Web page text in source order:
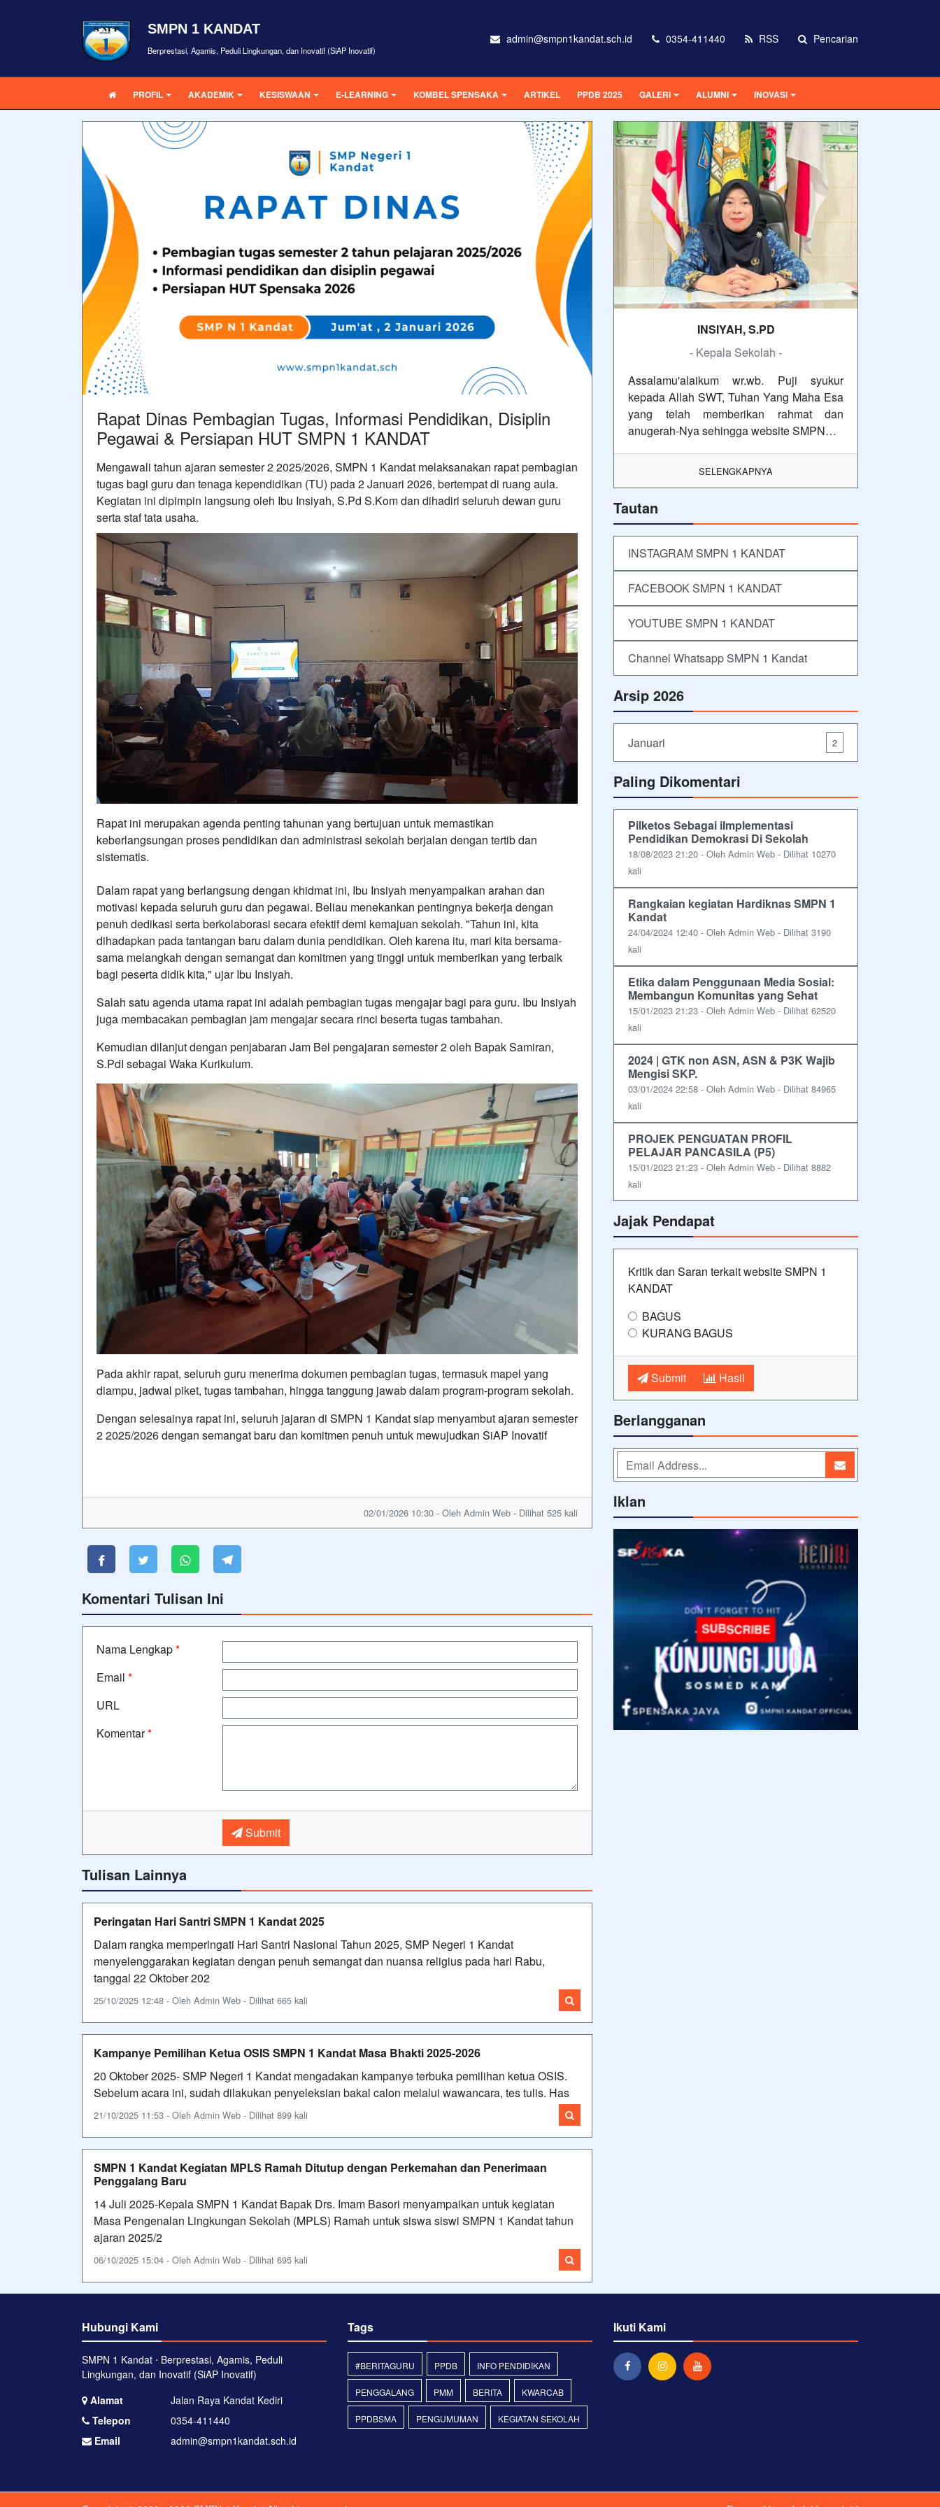
SMPN 1 KANDAT
Berprestasi, Agamis, Peduli Lingkungan, dan Inovatif (SiAP Inovatif)
admin@smpn1kandat.sch.id 0354-411440 RSS Pencarian
PROFIL AKADEMIK KESISWAAN E-LEARNING KOMBEL SPENSAKA ARTIKEL PPDB 2025 GALERI ALUMNI INOVASI
Rapat Dinas Pembagian Tugas, Informasi Pendidikan, Disiplin
Pegawai & Persiapan HUT SMPN 1 KANDAT
Mengawali tahun ajaran semester 2 2025/2026, SMPN 1 Kandat melaksanakan rapat pembagian
tugas bagi guru dan tenaga kependidikan (TU) pada 2 Januari 2026, bertempat di ruang aula.
Kegiatan ini dipimpin langsung oleh Ibu Insiyah, S.Pd S.Kom dan dihadiri seluruh dewan guru
serta staf tata usaha.
Rapat ini merupakan agenda penting tahunan yang bertujuan untuk memastikan
keberlangsungan proses pendidikan dan administrasi sekolah berjalan dengan tertib dan
sistematis.
Dalam rapat yang berlangsung dengan khidmat ini, Ibu Insiyah menyampaikan arahan dan
motivasi kepada seluruh guru dan pegawai. Beliau menekankan pentingnya bekerja dengan
penuh dedikasi serta berkolaborasi secara efektif demi kemajuan sekolah. "Tahun ini, kita
dihadapkan pada tantangan baru dalam dunia pendidikan. Oleh karena itu, mari kita bersama-
sama melangkah dengan semangat dan komitmen yang tinggi untuk memberikan yang terbaik
bagi peserta didik kita," ujar Ibu Insiyah.
Salah satu agenda utama rapat ini adalah pembagian tugas mengajar bagi para guru. Ibu Insiyah
juga membacakan pembagian jam mengajar secara rinci beserta tugas tambahan.
Kemudian dilanjut dengan penjabaran Jam Bel pengajaran semester 2 oleh Bapak Samiran,
S.PdI sebagai Waka Kurikulum.
Pada akhir rapat, seluruh guru menerima dokumen pembagian tugas, termasuk mapel yang
diampu, jadwal piket, tugas tambahan, hingga tanggung jawab dalam program-program sekolah.
Dengan selesainya rapat ini, seluruh jajaran di SMPN 1 Kandat siap menyambut ajaran semester
2 2025/2026 dengan semangat baru dan komitmen penuh untuk mewujudkan SiAP Inovatif
02/01/2026 10:30 - Oleh Admin Web - Dilihat 525 kali
Komentari Tulisan Ini
Nama Lengkap*
Email *
URL
Komentar*
Submit
Tulisan Lainnya
Peringatan Hari Santri SMPN 1 Kandat 2025
Dalam rangka memperingati Hari Santri Nasional Tahun 2025, SMP Negeri 1 Kandat
menyelenggarakan kegiatan dengan penuh semangat dan nuansa religius pada hari Rabu,
tanggal 22 Oktober 202
25/10/2025 12:48 - Oleh Admin Web - Dilihat 665 kali
Kampanye Pemilihan Ketua OSIS SMPN 1 Kandat Masa Bhakti 2025-2026
20 Oktober 2025- SMP Negeri 1 Kandat mengadakan kampanye terbuka pemilihan ketua OSIS.
Sebelum acara ini, sudah dilakukan penyeleksian bakal calon melalui wawancara, tes tulis. Has
21/10/2025 11:53 - Oleh Admin Web - Dilihat 899 kali
SMPN 1 Kandat Kegiatan MPLS Ramah Ditutup dengan Perkemahan dan Penerimaan
Penggalang Baru
14 Juli 2025-Kepala SMPN 1 Kandat Bapak Drs. Imam Basori menyampaikan untuk kegiatan
Masa Pengenalan Lingkungan Sekolah (MPLS) Ramah untuk siswa siswi SMPN 1 Kandat tahun
ajaran 2025/2
06/10/2025 15:04 - Oleh Admin Web - Dilihat 695 kali
INSIYAH, S.PD
- Kepala Sekolah -
Assalamu'alaikum wr.wb. Puji syukur
kepada Allah SWT, Tuhan Yang Maha Esa
yang telah memberikan rahmat dan
anugerah-Nya sehingga website SMPN…
SELENGKAPNYA
Tautan
INSTAGRAM SMPN 1 KANDAT
FACEBOOK SMPN 1 KANDAT
YOUTUBE SMPN 1 KANDAT
Channel Whatsapp SMPN 1 Kandat
Arsip 2026
Januari 2
Paling Dikomentari
Pilketos Sebagai iImplementasi
Pendidikan Demokrasi Di Sekolah
18/08/2023 21:20 - Oleh Admin Web - Dilihat 10270
kali
Rangkaian kegiatan Hardiknas SMPN 1
Kandat
24/04/2024 12:40 - Oleh Admin Web - Dilihat 3190
kali
Etika dalam Penggunaan Media Sosial:
Membangun Komunitas yang Sehat
15/01/2023 21:23 - Oleh Admin Web - Dilihat 62520
kali
2024 | GTK non ASN, ASN & P3K Wajib
Mengisi SKP.
03/01/2024 22:58 - Oleh Admin Web - Dilihat 84965
kali
PROJEK PENGUATAN PROFIL
PELAJAR PANCASILA (P5)
15/01/2023 21:23 - Oleh Admin Web - Dilihat 8882
kali
Jajak Pendapat
Kritik dan Saran terkait website SMPN 1
KANDAT
BAGUS
KURANG BAGUS
Submit Hasil
Berlangganan
Iklan
Hubungi Kami
SMPN 1 Kandat ⋅ Berprestasi, Agamis, Peduli
Lingkungan, dan Inovatif (SiAP Inovatif)
Alamat
Jalan Raya Kandat Kediri
Telepon
0354-411440
Email
admin@smpn1kandat.sch.id
Tags
#BERITAGURU PPDB INFO PENDIDIKAN
PENGGALANG PMM BERITA KWARCAB
PPDBSMA PENGUMUMAN KEGIATAN SEKOLAH
Ikuti Kami